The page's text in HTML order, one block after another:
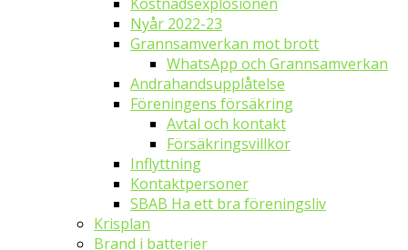
Nyår 2022-23
Grannsamverkan mot brott
WhatsApp och Grannsamverkan
Andrahandsupplåtelse
Föreningens försäkring
Avtal och kontakt
Försäkringsvillkor
Inflyttning
Kontaktpersoner
SBAB Ha ett bra föreningsliv
Krisplan
Brand i batterier